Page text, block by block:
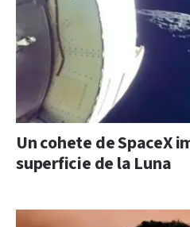
Un cohete de SpaceX
superficie de la Luna